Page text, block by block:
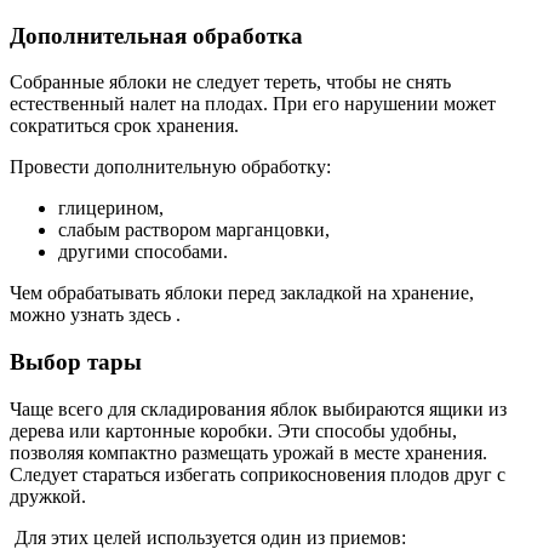
Дополнительная обработка
Собранные яблоки не следует тереть, чтобы не снять
естественный налет на плодах. При его нарушении может
сократиться срок хранения.
Провести дополнительную обработку:
глицерином,
слабым раствором марганцовки,
другими способами.
Чем обрабатывать яблоки перед закладкой на хранение,
можно узнать здесь .
Выбор тары
Чаще всего для складирования яблок выбираются ящики из
дерева или картонные коробки. Эти способы удобны,
позволяя компактно размещать урожай в месте хранения.
Следует стараться избегать соприкосновения плодов друг с
дружкой.
Для этих целей используется один из приемов: